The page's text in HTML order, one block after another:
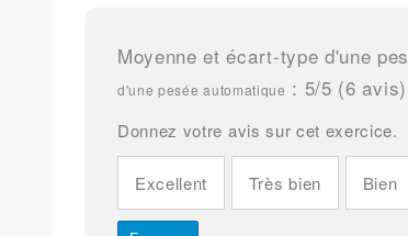
Moyenne et écart-type d'une
d'une pesée automatique : 5/5 (6 avis)
Donnez votre avis sur cet exercice.
Excellent Très bien Bien